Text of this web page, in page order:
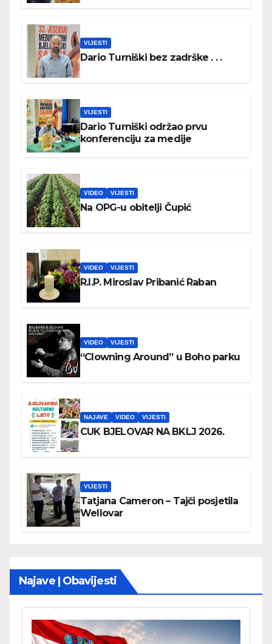
VIJESTI
Dario Turniški bez zadrške . . .
VIJESTI
Dario Turniški održao prvu
konferenciju za medije
VIDEO VIJESTI
Na OPG-u obitelji Čupić
VIDEO VIJESTI
R.I.P. Miroslav Pribanić Raban
VIDEO VIJESTI
“Clowning Around” u Boho parku
NAJAVE VIDEO VIJESTI
CUK BJELOVAR NA BKLJ 2026.
VIJESTI
Tatjana Cameron – Tajči posjetila
Wellovar
Najave | Obavijesti